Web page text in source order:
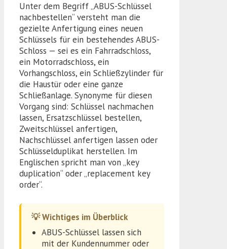
Unter dem Begriff „ABUS-Schlüssel
nachbestellen“ versteht man die
gezielte Anfertigung eines neuen
Schlüssels für ein bestehendes ABUS-
Schloss — sei es ein Fahrradschloss,
ein Motorradschloss, ein
Vorhangschloss, ein Schließzylinder für
die Haustür oder eine ganze
Schließanlage. Synonyme für diesen
Vorgang sind: Schlüssel nachmachen
lassen, Ersatzschlüssel bestellen,
Zweitschlüssel anfertigen,
Nachschlüssel anfertigen lassen oder
Schlüsselduplikat herstellen. Im
Englischen spricht man von „key
duplication“ oder „replacement key
order“.
💡 Wichtiges im Überblick
ABUS-Schlüssel lassen sich
mit der Kundennummer oder